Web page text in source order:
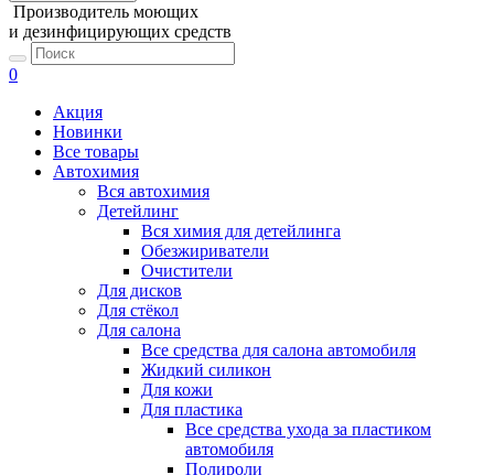
Производитель моющих
и дезинфицирующих средств
0
Акция
Новинки
Все товары
Автохимия
Вся автохимия
Детейлинг
Вся химия для детейлинга
Обезжириватели
Очистители
Для дисков
Для стёкол
Для салона
Все средства для салона автомобиля
Жидкий силикон
Для кожи
Для пластика
Все средства ухода за пластиком
автомобиля
Полироли